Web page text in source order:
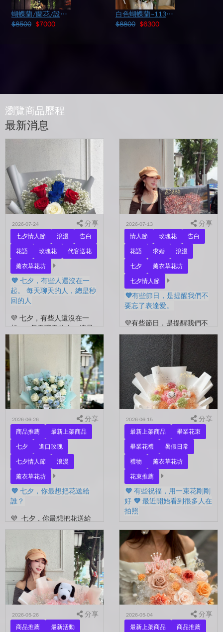
蝴蝶蘭/蘭花/設計108010707
$8500 $7000
白色蝴蝶蘭~113073016
$8800 $6300
瀏覽商品歷程
最新消息
2026-07-24 分享
七夕情人節 浪漫
告白
花語
玫瑰花
代客送花
薰衣草花坊
💜 七夕，有些人還沒在一
起。 每天聊天的人，總是秒
回的人
💜 七夕，有些人還沒在一
起。 每天聊天的人，總是
秒回的人， 會記得你愛喝什
麼、喜歡什麼的人。 你們
沒有說過喜歡，卻早已習慣
彼此存在。 七夕快到...
2026-07-13 分享
情人節 玫瑰花
告白
花語
求婚
浪漫
七夕
薰衣草花坊
七夕情人節
💜有些節日，是提醒我們不
要忘了表達愛。
💜有些節日，是提醒我們不
要忘了表達愛。 平常的日
子，總是忙著工作、忙著生
活。 那些想說的謝謝、想
說的辛苦了、想說的我愛
你。 常常就這樣，留到了
下...
2026-06-26 分享
商品推薦
最新上架商品
七夕
進口玫瑰
七夕情人節
浪漫
薰衣草花坊
💜 七夕，你最想把花送給
誰？
💜 七夕，你最想把花送給
誰？ 是陪你走過每一天的
另一半，是一直默默支持你
的家人，還是那個努力生活
的自己？ 花，不一定要等
到特別的人才能收到。...
2026-06-15 分享
最新上架商品
畢業花束
畢業花禮
暑假日常
禮物
薰衣草花坊
花束推薦
💜 有些祝福，用一束花剛剛
好 💜 最近開始看到很多人在
拍照
💜 有些祝福，用一束花剛剛
好 💜 最近開始看到很多人
在拍照📷 穿著學士服、抱著
花束，笑著紀錄這段重要的
時光🤍 一路走到現在，一
定有很多不容易。 熬過考
試...
2026-05-26 分享
商品推薦
最新活動
2026-05-04 分享
最新上架商品
商品推薦